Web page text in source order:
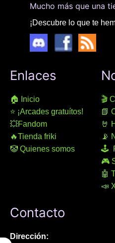
Mucho más que una
¡Descubre lo que te
Enlaces
🏠 Inicio
⭐ ¡Arcades gratuítos!
💥Fandom
🔥Tienda friki
🤡 Quienes somos
🎬
📗
🤘
📡
🕹
🎮
🤖
📣
Contacto
Dirección: